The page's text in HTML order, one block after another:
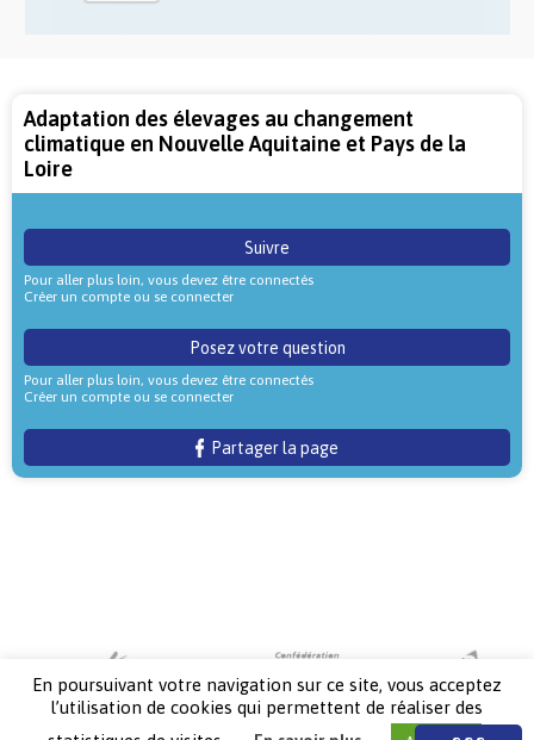
Adaptation des élevages au changement
climatique en Nouvelle Aquitaine et Pays de la
Loire
Suivre
Pour aller plus loin, vous devez être connectés
Créer un compte ou se connecter
Posez votre question
Pour aller plus loin, vous devez être connectés
Créer un compte ou se connecter
Partager la page
En poursuivant votre navigation sur ce site, vous acceptez
l’utilisation de cookies qui permettent de réaliser des